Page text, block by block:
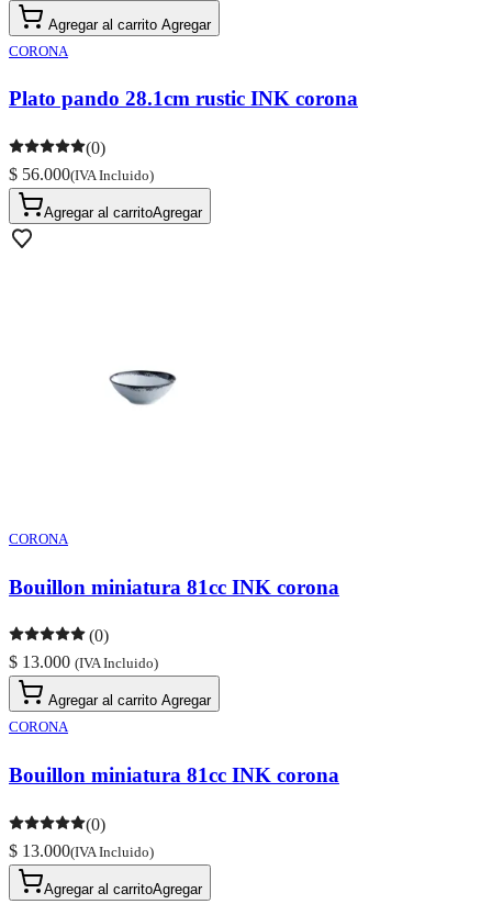
Agregar al carrito Agregar
CORONA
Plato pando 28.1cm rustic INK corona
(0)
$ 56.000(IVA Incluido)
Agregar al carritoAgregar
CORONA
Bouillon miniatura 81cc INK corona
(0)
$ 13.000 (IVA Incluido)
Agregar al carrito Agregar
CORONA
Bouillon miniatura 81cc INK corona
(0)
$ 13.000(IVA Incluido)
Agregar al carritoAgregar